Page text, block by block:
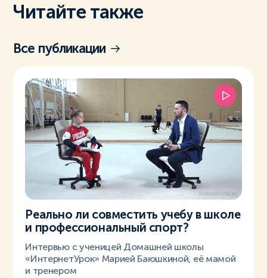
Читайте также
Все публикации
Реально ли совместить учебу в школе
и профессиональный спорт?
Интервью с ученицей Домашней школы
«ИнтернетУрок» Марией Баюшкиной, её мамой
и тренером